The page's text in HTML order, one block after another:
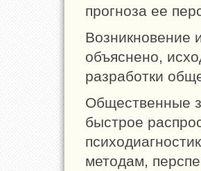
прогноза ее
Возникновение
объяснено,
разработки
Общественные
быстрое
методам,